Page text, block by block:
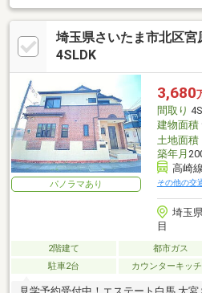
埼玉県さいたま市北区宮
4SLDK
パノラマあり
3,680
間取り
建物面積
土地面積
築年月
高崎
その他の交
埼玉
目
2階建て 都市ガス
駐車2台
カウンターキッ